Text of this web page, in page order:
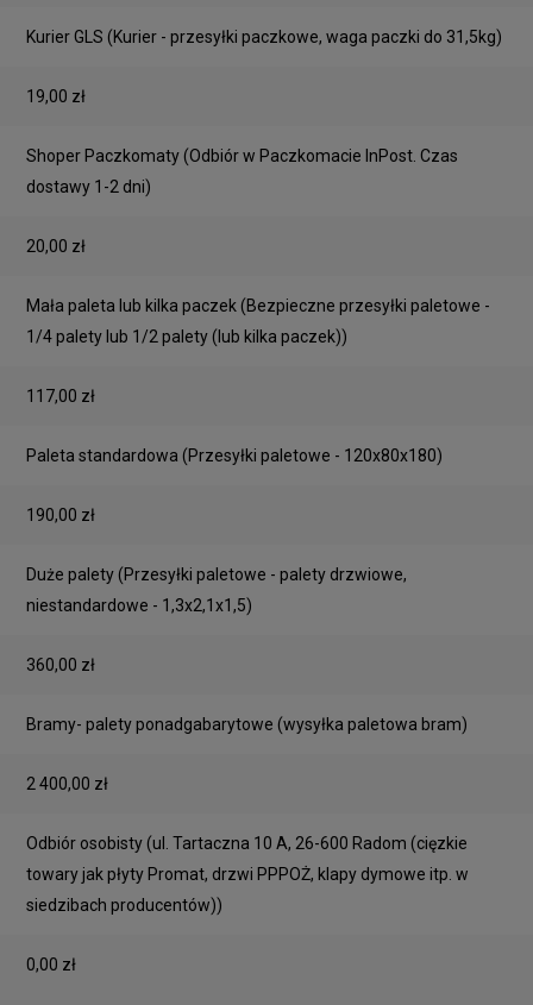
Kurier GLS (Kurier - przesyłki paczkowe, waga paczki do 31,5kg)
19,00 zł
Shoper Paczkomaty(Odbiór w Paczkomacie InPost. Czas
dostawy 1-2 dni)
20,00 zł
Mała paleta lub kilka paczek(Bezpieczne przesyłki paletowe -
1/4 palety lub 1/2 palety (lub kilka paczek))
117,00 zł
Paleta standardowa (Przesyłki paletowe - 120x80x180)
190,00 zł
Duże palety(Przesyłki paletowe - palety drzwiowe,
niestandardowe - 1,3x2,1x1,5)
360,00 zł
Bramy- palety ponadgabarytowe (wysyłka paletowa bram)
2 400,00 zł
Odbiór osobisty(ul. Tartaczna 10 A, 26-600 Radom (cięzkie
towary jak płyty Promat, drzwi PPPOŻ, klapy dymowe itp. w
siedzibach producentów))
0,00 zł